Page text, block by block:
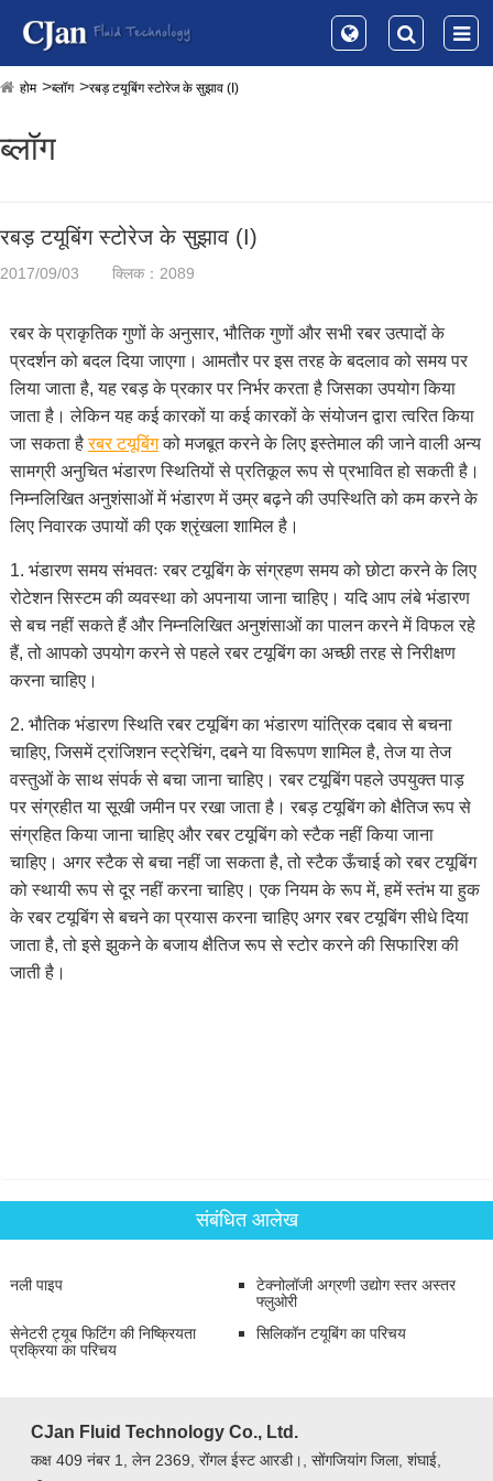
होम ब्लॉग रबड़ टयूबिंग स्टोरेज के सुझाव (I)
ब्लॉग
रबड़ टयूबिंग स्टोरेज के सुझाव (I)
2017/09/03 क्लिक：2089
रबर के प्राकृतिक गुणों के अनुसार, भौतिक गुणों और सभी रबर उत्पादों के
प्रदर्शन को बदल दिया जाएगा। आमतौर पर इस तरह के बदलाव को समय पर
लिया जाता है, यह रबड़ के प्रकार पर निर्भर करता है जिसका उपयोग किया
जाता है। लेकिन यह कई कारकों या कई कारकों के संयोजन द्वारा त्वरित किया
जा सकता हैरबर टयूबिंगको मजबूत करने के लिए इस्तेमाल की जाने वाली अन्य
सामग्री अनुचित भंडारण स्थितियों से प्रतिकूल रूप से प्रभावित हो सकती है।
निम्नलिखित अनुशंसाओं में भंडारण में उम्र बढ़ने की उपस्थिति को कम करने के
लिए निवारक उपायों की एक श्रृंखला शामिल है।
1. भंडारण समय संभवतः रबर टयूबिंग के संग्रहण समय को छोटा करने के लिए
रोटेशन सिस्टम की व्यवस्था को अपनाया जाना चाहिए। यदि आप लंबे भंडारण
से बच नहीं सकते हैं और निम्नलिखित अनुशंसाओं का पालन करने में विफल रहे
हैं, तो आपको उपयोग करने से पहले रबर टयूबिंग का अच्छी तरह से निरीक्षण
करना चाहिए।
2. भौतिक भंडारण स्थिति रबर टयूबिंग का भंडारण यांत्रिक दबाव से बचना
चाहिए, जिसमें ट्रांजिशन स्ट्रेचिंग, दबने या विरूपण शामिल है, तेज या तेज
वस्तुओं के साथ संपर्क से बचा जाना चाहिए। रबर टयूबिंग पहले उपयुक्त पाड़
पर संग्रहीत या सूखी जमीन पर रखा जाता है। रबड़ टयूबिंग को क्षैतिज रूप से
संग्रहित किया जाना चाहिए और रबर टयूबिंग को स्टैक नहीं किया जाना
चाहिए। अगर स्टैक से बचा नहीं जा सकता है, तो स्टैक ऊँचाई को रबर टयूबिंग
को स्थायी रूप से दूर नहीं करना चाहिए। एक नियम के रूप में, हमें स्तंभ या हुक
के रबर टयूबिंग से बचने का प्रयास करना चाहिए अगर रबर टयूबिंग सीधे दिया
जाता है, तो इसे झुकने के बजाय क्षैतिज रूप से स्टोर करने की सिफारिश की
जाती है।
संबंधित आलेख
नली पाइप
टेक्नोलॉजी अग्रणी उद्योग स्तर अस्तर
फ्लुओरी
सेनेटरी ट्यूब फिटिंग की निष्क्रियता
प्रक्रिया का परिचय
सिलिकॉन टयूबिंग का परिचय
CJan Fluid Technology Co., Ltd.
कक्ष 409 नंबर 1, लेन 2369, रोंंगल ईस्ट आरडी।, सोंगजियांग जिला, शंघाई,